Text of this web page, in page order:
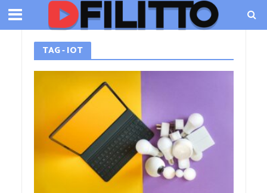
TAG - IOT